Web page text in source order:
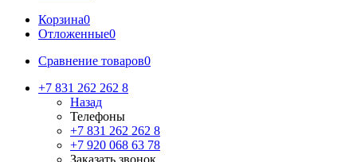
Корзина0
Отложенные0
Сравнение товаров0
+7 831 262 262 8
Назад
Телефоны
+7 831 262 262 8
+7 920 068 63 78
Заказать звонок